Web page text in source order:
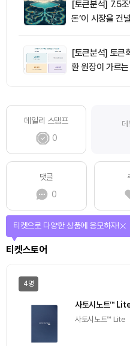
[토큰분석] 7.5
돈’이 시장을 건
[토큰분석] 토큰
환 원장이 가르는
데일리 스탬프
0
데
댓글
0
에어드랍
선물이 쏟아지는 에어드랍 이벤트!
일반
[Episode 12]
드랍 받자!